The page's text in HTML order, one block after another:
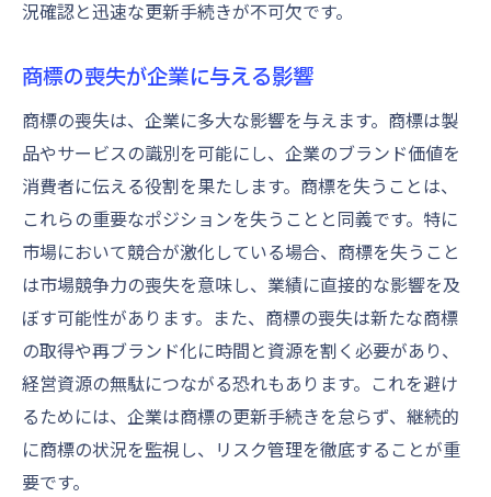
況確認と迅速な更新手続きが不可欠です。
商標の喪失が企業に与える影響
商標の喪失は、企業に多大な影響を与えます。商標は製
品やサービスの識別を可能にし、企業のブランド価値を
消費者に伝える役割を果たします。商標を失うことは、
これらの重要なポジションを失うことと同義です。特に
市場において競合が激化している場合、商標を失うこと
は市場競争力の喪失を意味し、業績に直接的な影響を及
ぼす可能性があります。また、商標の喪失は新たな商標
の取得や再ブランド化に時間と資源を割く必要があり、
経営資源の無駄につながる恐れもあります。これを避け
るためには、企業は商標の更新手続きを怠らず、継続的
に商標の状況を監視し、リスク管理を徹底することが重
要です。